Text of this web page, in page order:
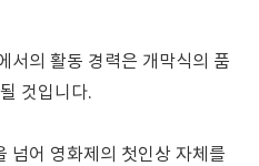
서의 활동 경력은 개막식의 품
것입니다.
넘어 영화제의 첫인상 자체를